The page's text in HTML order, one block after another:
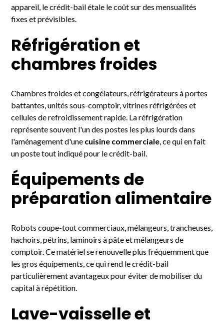
appareil, le crédit-bail étale le coût sur des mensualités
fixes et prévisibles.
Réfrigération et
chambres froides
Chambres froides et congélateurs, réfrigérateurs à portes
battantes, unités sous-comptoir, vitrines réfrigérées et
cellules de refroidissement rapide. La réfrigération
représente souvent l'un des postes les plus lourds dans
l'aménagement d'une cuisine commerciale , ce qui en fait
un poste tout indiqué pour le crédit-bail.
Équipements de
préparation alimentaire
Robots coupe-tout commerciaux, mélangeurs, trancheuses,
hachoirs, pétrins, laminoirs à pâte et mélangeurs de
comptoir. Ce matériel se renouvelle plus fréquemment que
les gros équipements, ce qui rend le crédit-bail
particulièrement avantageux pour éviter de mobiliser du
capital à répétition.
Lave-vaisselle et